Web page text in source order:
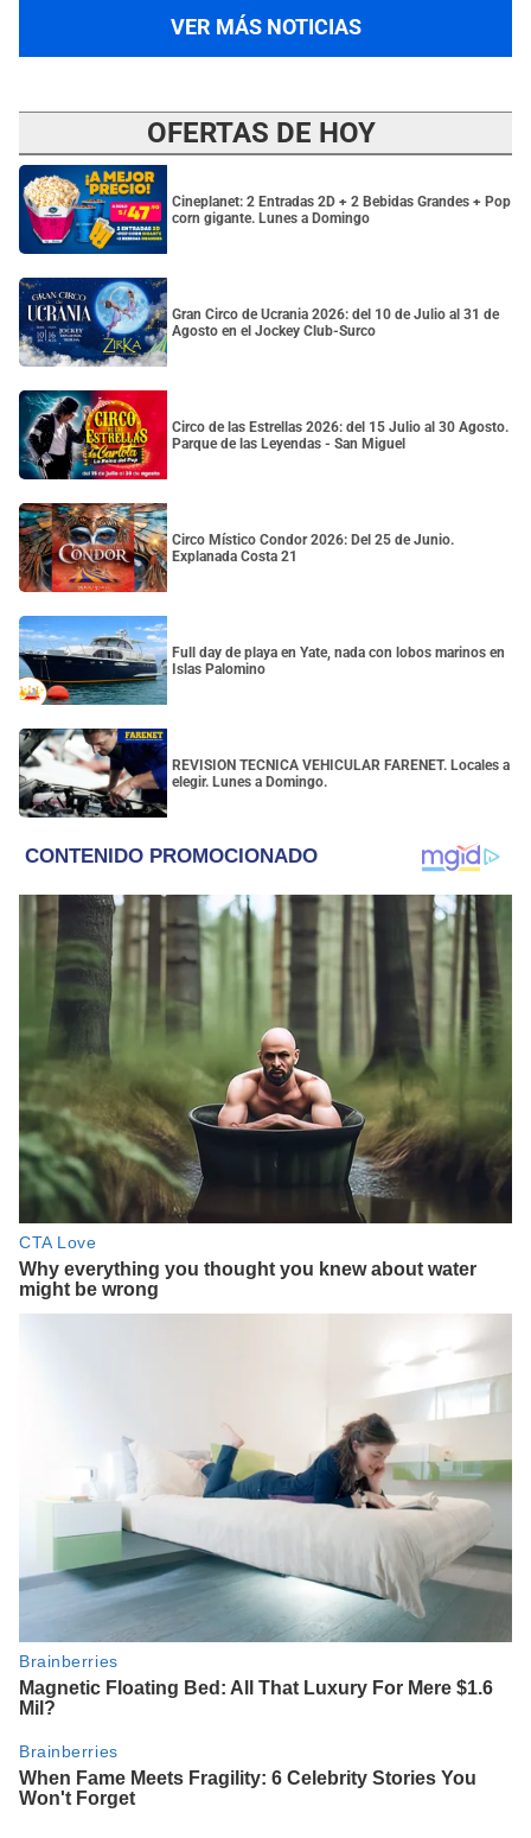
VER MÁS NOTICIAS
OFERTAS DE HOY
Cineplanet: 2 Entradas 2D + 2 Bebidas Grandes + Pop
corn gigante. Lunes a Domingo
Gran Circo de Ucrania 2026: del 10 de Julio al 31 de
Agosto en el Jockey Club-Surco
Circo de las Estrellas 2026: del 15 Julio al 30 Agosto.
Parque de las Leyendas - San Miguel
Circo Místico Condor 2026: Del 25 de Junio.
Explanada Costa 21
Full day de playa en Yate, nada con lobos marinos en
Islas Palomino
REVISION TECNICA VEHICULAR FARENET. Locales a
elegir. Lunes a Domingo.